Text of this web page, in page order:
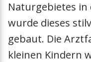
Naturgebietes
wurde dieses
gebaut. Die
kleinen Kindern